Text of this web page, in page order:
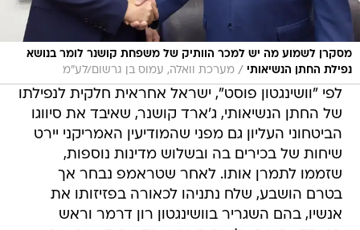
מסקרן לשמוע מה יש למכר הוותיק של משפחת קושנר לומר בנושא
נפילת החתן הנשיאותי / מערכת וואלה, עמוס בן גרשום/לע"מ
לפי "וושינגטון פוסט", ישראל אחראית חלקית לנפילתו
של החתן הנשיאותי, ג'ארד קושנר, שאיבד את סיווגו
הביטחוני העליון גם מפני שהמודיעין האמריקני יירט
שיחות של בכירים בה ובשלוש מדינות נוספות,
שזממו לתמרן אותו. לאחר שטראמפ נבחר אך
בטרם הושבע, שלח נתניהו לכאורה בפזיזותו את
אנשיו, בהם השגריר בוושינגטון רון דרמר וראש